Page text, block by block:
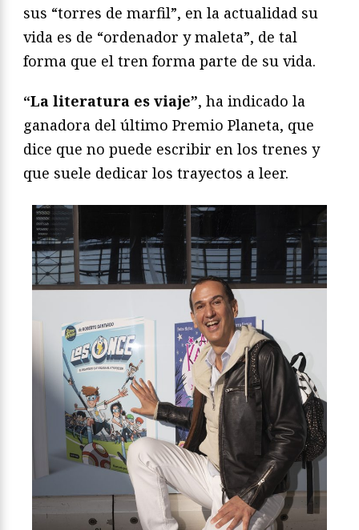
sus “torres de marfil”, en la actualidad su
vida es de “ordenador y maleta”, de tal
forma que el tren forma parte de su vida.
“La literatura es viaje”, ha indicado la
ganadora del último Premio Planeta, que
dice que no puede escribir en los trenes y
que suele dedicar los trayectos a leer.